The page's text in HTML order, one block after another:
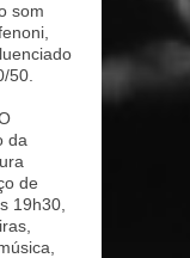
som
50.
da
de
19h30,